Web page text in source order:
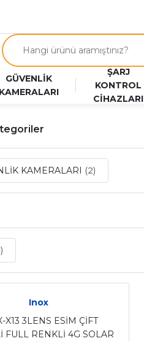
GÜVENLİK
KAMERALARI
ŞARJ
KONTROL
CİHAZLARI
KAMERALARI (2)
Inox
X13 3LENS ESİM ÇİFT
FULL RENKLİ 4G SOLAR